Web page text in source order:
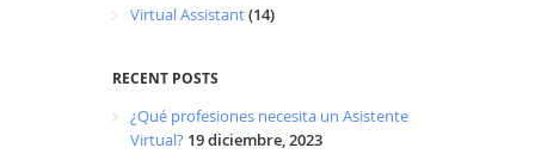
Virtual Assistant(14)
RECENT POSTS
¿Qué profesiones necesita un Asistente
Virtual? 19 diciembre, 2023